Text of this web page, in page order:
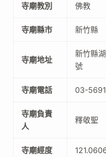
寺廟教別 佛教
寺廟縣市 新竹縣
寺廟地址
新竹縣
號
寺廟電話 03-
寺廟負責
人
釋敬聖
寺廟經度